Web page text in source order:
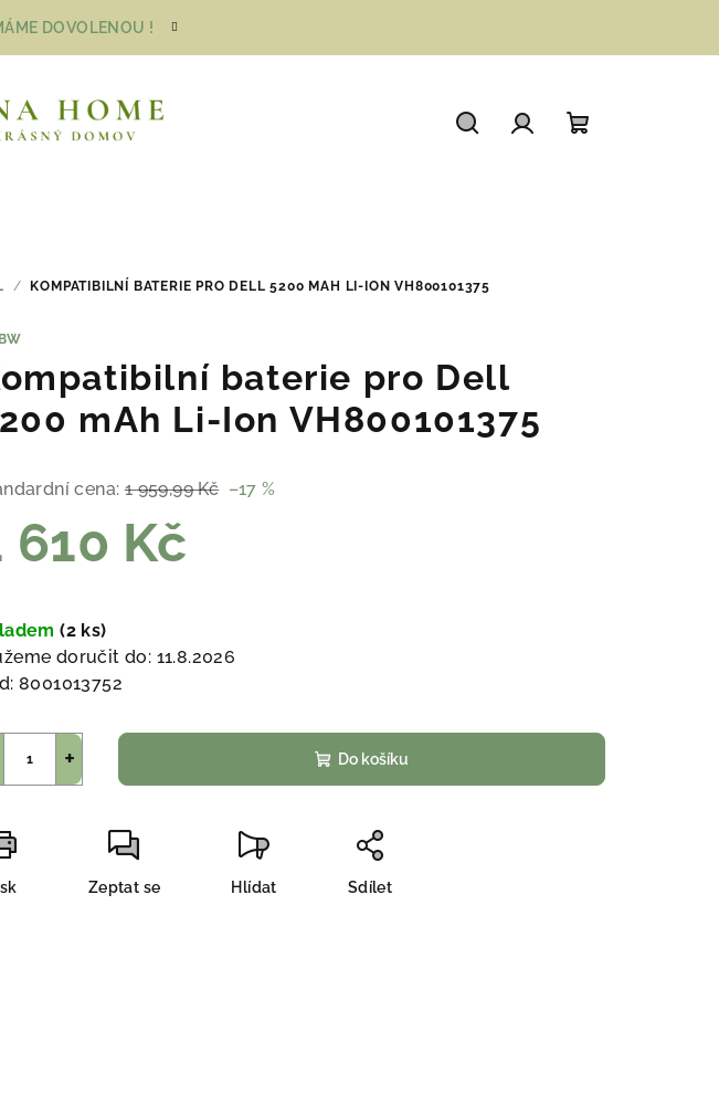
DOVOLENOU !
/ KOMPATIBILNÍ BATERIE PRO DELL 5200 MAH LI-ION VH800101375
baterie pro Dell
mAh Li-Ion VH800101375
cena: 1 959,99 Kč –17 %
610 Kč
(2 ks)
doručit do: 11.8.2026
8001013752
+ Do košíku
Zeptat se Hlídat Sdílet